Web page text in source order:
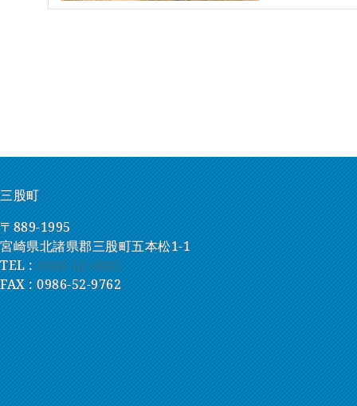
三股町
〒889-1995
宮崎県北諸県郡三股町五本松1-1
TEL :0986-52-9085
FAX : 0986-52-9762